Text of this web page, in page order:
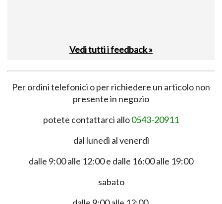
Vedi tutti i feedback »
Per ordini telefonici o per richiedere un articolo non
presente in negozio
potete contattarci allo0543-20911
dal lunedì al venerdì
dalle 9:00 alle 12:00 e dalle 16:00 alle 19:00
sabato